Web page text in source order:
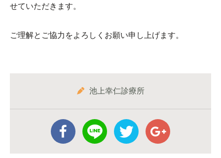
せていただきます。
ご理解とご協力をよろしくお願い申し上げます。
池上幸仁診療所